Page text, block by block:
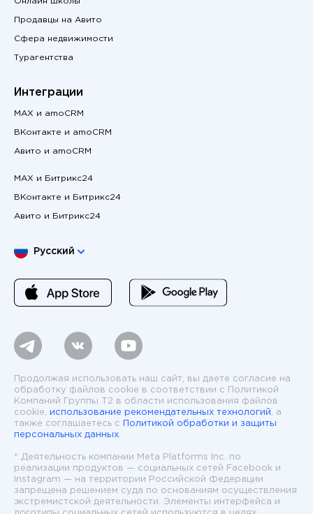
Продавцы на Авито
Сфера недвижимости
Турагентства
Интеграции
MAX и amoCRM
ВКонтакте и amoCRM
Авито и amoCRM
MAX и Битрикс24
ВКонтакте и Битрикс24
Авито и Битрикс24
Выберите язык
Русский
Продолжая использовать наш сайт, вы даете согласие на
обработку файлов cookie в соответствии с Политикой
Компаний Группы T2 в области использования файлов
cookie, использование рекомендательных технологий , а
также соглашаетесь с
Политикой обработки и защиты
персональных данных
* Деятельность компании Meta Platforms Inc. по
реализации продуктов — социальных сетей Facebook и
Instagram — на территории Российской Федерации
запрещена решением суда по основаниям осуществления
экстремистской деятельности. Элементы интерфейса и